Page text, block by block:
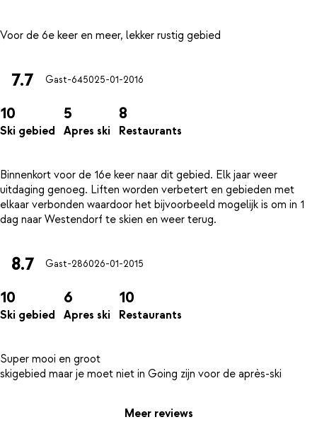
7.7 Gast-645025-01-2016
10
Ski gebied
5
Apres ski
8
Restaurants
Binnenkort voor de 16e keer naar dit gebied. Elk jaar weer
uitdaging genoeg. Liften worden verbetert en gebieden met
elkaar verbonden waardoor het bijvoorbeeld mogelijk is om in 1
8.7 Gast-286026-01-2015
10
Ski gebied
6
Apres ski
10
Restaurants
Super mooi en groot
Meer reviews